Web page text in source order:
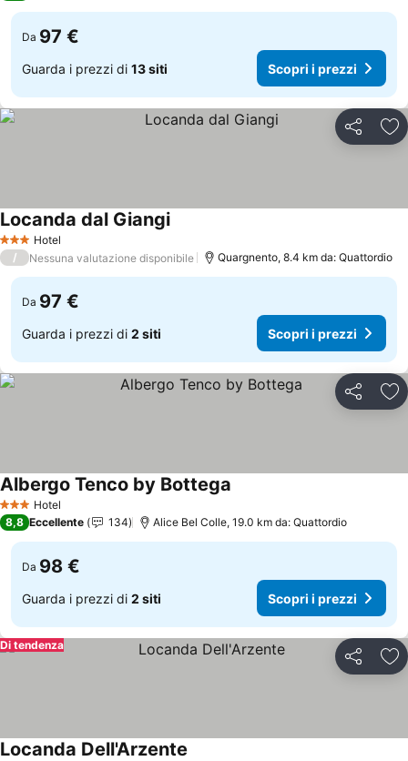
Da 97 €
Guarda i prezzi di 13 siti Scopri i prezzi
Condividi
3 StelleHotel
Locanda dal GiangiScopri i prezzi
/ Nessuna valutazione disponibile Quargnento, 8.4 km da: Quattordio
Da 97 €
Guarda i prezzi di 2 siti Scopri i prezzi
Condividi
3 StelleHotel
Albergo Tenco by Bottega
8,8 Eccellente 134 Alice Bel Colle, 19.0 km da: Quattordio
Da 98 €
Guarda i prezzi di 2 siti Scopri i prezzi
Condividi
Di tendenza
Locanda Dell'Arzente